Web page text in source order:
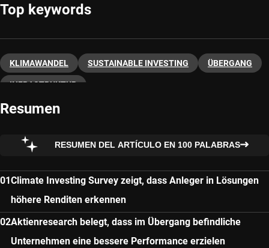
Top keywords
KLIMAWANDEL SUSTAINABLE INVESTING ÜBERGANG
INFRASTRUKTUR
Resumen
RESUMEN DEL ARTÍCULO EN 100 PALABRAS
Climate Investing Survey zeigt, dass Anleger in Lösungen
höhere Renditen erkennen
Aktienresearch belegt, dass im Übergang befindliche
Unternehmen eine bessere Performance erzielen